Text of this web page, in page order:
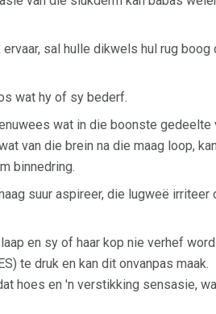
sal hulle dikwels hul rug boog
wat hy of sy bederf.
wat in die boonste gedeelte
van die brein na die maag loop, kan
binnedring.
suur aspireer, die lugweë irriteer
en sy of haar kop nie verhef
te druk en kan dit onvanpas maak.
hoes en 'n verstikking sensasie,